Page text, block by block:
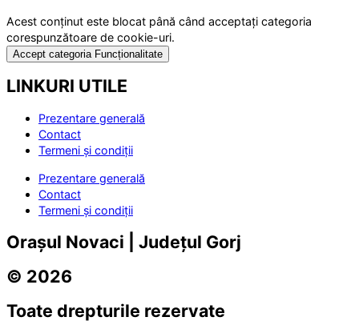
Acest conținut este blocat până când acceptați categoria
corespunzătoare de cookie-uri.
Accept categoria Funcționalitate
LINKURI UTILE
Prezentare generală
Contact
Termeni și condiții
Prezentare generală
Contact
Termeni și condiții
Orașul Novaci | Județul Gorj
© 2026
Toate drepturile rezervate